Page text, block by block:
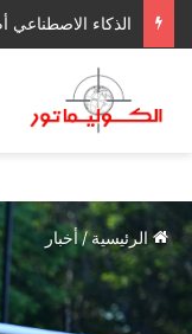
الرئيسية / أخبار